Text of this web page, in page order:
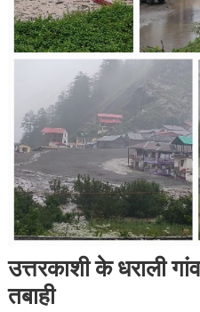
उत्तरकाशी के धराली
तबाही